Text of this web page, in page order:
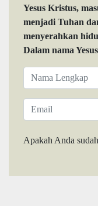
Yesus Kristus,
menjadi Tuhan
menyerahkan
Dalam nama
Apakah Anda